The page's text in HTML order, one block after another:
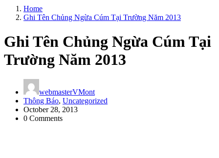
Home
Ghi Tên Chủng Ngừa Cúm Tại Trường Năm 2013
Ghi Tên Chủng Ngừa Cúm Tại
Trường Năm 2013
webmasterVMont
Thông Báo, Uncategorized
October 28, 2013
0 Comments